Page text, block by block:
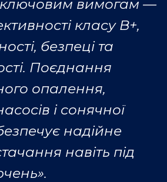
вимогам —
класу В+,
безпеці та
Поєднання
опалення,
і сонячної
надійне
навіть під